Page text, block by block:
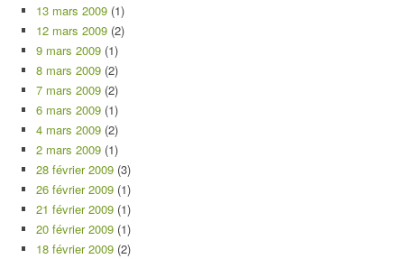
13 mars 2009 (1)
12 mars 2009 (2)
9 mars 2009 (1)
8 mars 2009 (2)
7 mars 2009 (2)
6 mars 2009 (1)
4 mars 2009 (2)
2 mars 2009 (1)
28 février 2009 (3)
26 février 2009 (1)
21 février 2009 (1)
20 février 2009 (1)
18 février 2009 (2)